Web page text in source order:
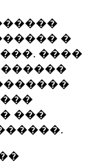
�
����
���
������.